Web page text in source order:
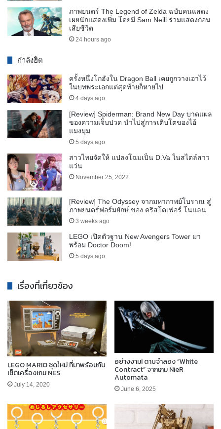
ภาพยนตร์ The Legend of Zelda ฉบับคนแสดง
เผยนักแสดงเพิ่ม โดยมี Sam Neill ร่วมแสดงก่อน
เสียชีวิต
24 hours ago
กำลังฮิต
ครั้งหนึ่งโกฮังใน Dragon Ball เคยถูกวางเอาไว้
ในบทพระเอกแต่สุดท้ายก็หายไป
4 days ago
[Review] Spiderman: Brand New Day บาดแผล
ของความเจ็บปวด นำไปสู่การเติบโตของไอ้
แมงมุม
5 days ago
สาวไทยจัดให้ แปลงโฉมเป็น D.Va ในสไตล์สาว
แว่น
November 25, 2022
[Review] The Odyssey จากมหากาพย์โบราณ สู่
ภาพยนตร์ฟอร์มยักษ์ ของ คริสโตเฟอร์ โนแลน
3 weeks ago
LEGO เปิดตัวฐาน New Avengers Tower มา
พร้อม Doctor Doom!
5 days ago
เรื่องที่เกี่ยวข้อง
LEGO MARIO ชุดใหม่ ที่มาพร้อมกับ
เซ็ตเครื่องเกม NES
July 14, 2020
อย่างงาม! ดาบจำลอง “White
Contract” จากเกม NieR
Automata
June 6, 2025